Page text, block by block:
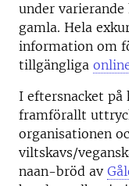
under
gamla. Hela
information om
tillgängliga
I eftersnacket på
framförallt
organisationen
viltskavs/
naan-bröd av